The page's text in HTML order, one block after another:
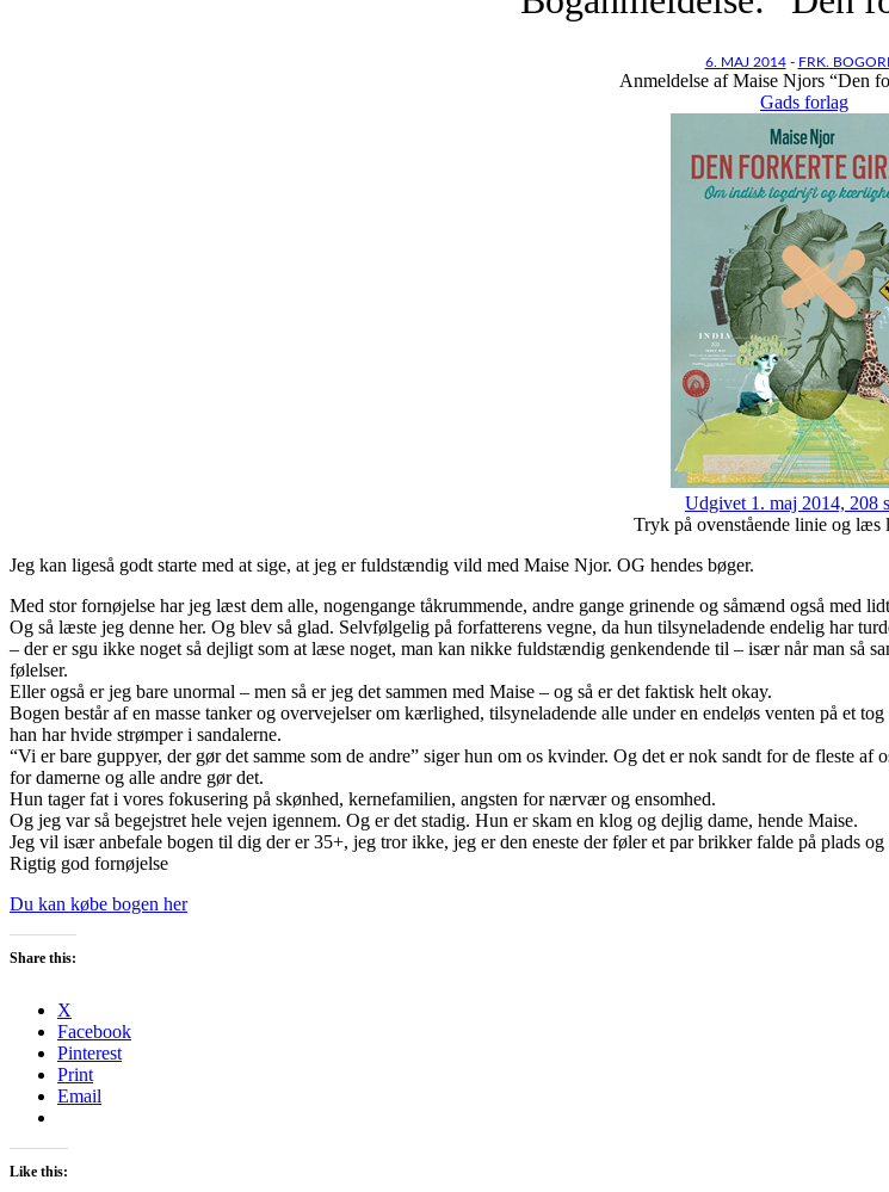
6. MAJ 2014- FRK.
Anmeldelse af Maise Njors “Den
Gads forlag
Udgivet 1. maj 2014, 208
Tryk på ovenstående linie og læs
Jeg kan ligeså godt starte med at sige, at jeg er fuldstændig vild med Maise Njor. OG hendes bøger.
Med stor fornøjelse har jeg læst dem alle, nogengange tåkrummende, andre gange grinende og såmænd også med
Og så læste jeg denne her. Og blev så glad. Selvfølgelig på forfatterens vegne, da hun tilsyneladende endelig har
– der er sgu ikke noget så dejligt som at læse noget, man kan nikke fuldstændig genkendende til – især når man så
følelser.
Eller også er jeg bare unormal – men så er jeg det sammen med Maise – og så er det faktisk helt okay.
Bogen består af en masse tanker og overvejelser om kærlighed, tilsyneladende alle under en endeløs venten på et
han har hvide strømper i sandalerne.
“Vi er bare guppyer, der gør det samme som de andre” siger hun om os kvinder. Og det er nok sandt for de fleste
for damerne og alle andre gør det.
Hun tager fat i vores fokusering på skønhed, kernefamilien, angsten for nærvær og ensomhed.
Og jeg var så begejstret hele vejen igennem. Og er det stadig. Hun er skam en klog og dejlig dame, hende Maise.
Jeg vil især anbefale bogen til dig der er 35+, jeg tror ikke, jeg er den eneste der føler et par brikker falde på plads
Rigtig god fornøjelse
Du kan købe bogen her
Share this:
X
Facebook
Pinterest
Print
Email
Like this: